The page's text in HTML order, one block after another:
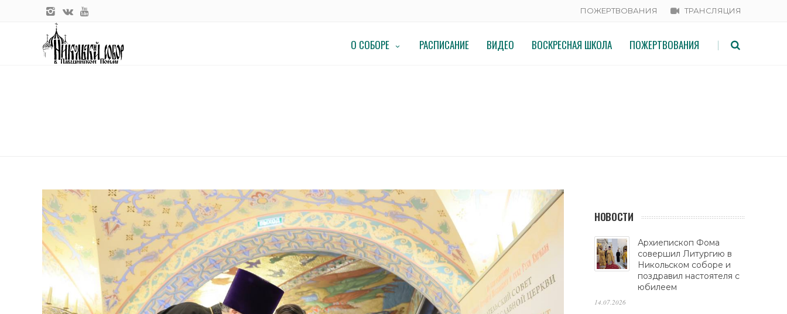
ТРАНСЛЯЦИЯ
ПОЖЕРТВОВАНИЯ
О СОБОРЕ РАСПИСАНИЕ ВИДЕО ВОСКРЕСНАЯ ШКОЛА ПОЖЕРТВОВАНИЯ |
НОВОСТИ
Архиепископ Фома
совершил Литургию в
Никольском соборе и
поздравил настоятеля с
юбилеем
14.07.2026